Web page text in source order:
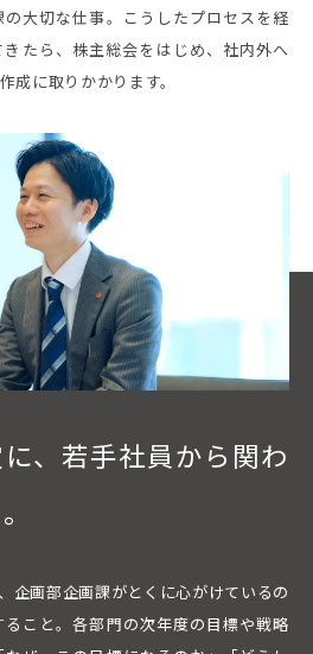
大切な仕事。こうしたプロセスを経
たら、株主総会をはじめ、社内外へ
成に取りかかります。
、 若手社員から関わ
企画部企画課がとくに心がけているの
こと。各部門の次年度の目標や戦略